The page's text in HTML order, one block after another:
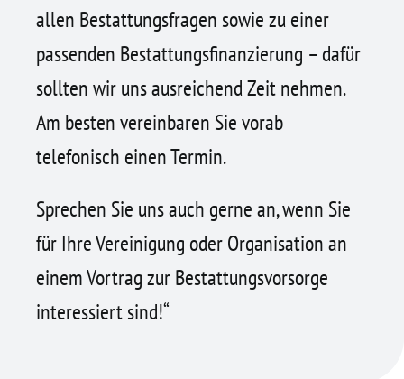
allen Bestattungs­fragen sowie zu einer
passenden Bestattungs­finanzierung – dafür
sollten wir uns ausreichend Zeit nehmen.
Am besten vereinbaren Sie vorab
telefonisch einen Termin.
Sprechen Sie uns auch gerne an, wenn Sie
für Ihre Vereinigung oder Organisation an
einem Vortrag zur Bestattungs­vorsorge
interessiert sind!“